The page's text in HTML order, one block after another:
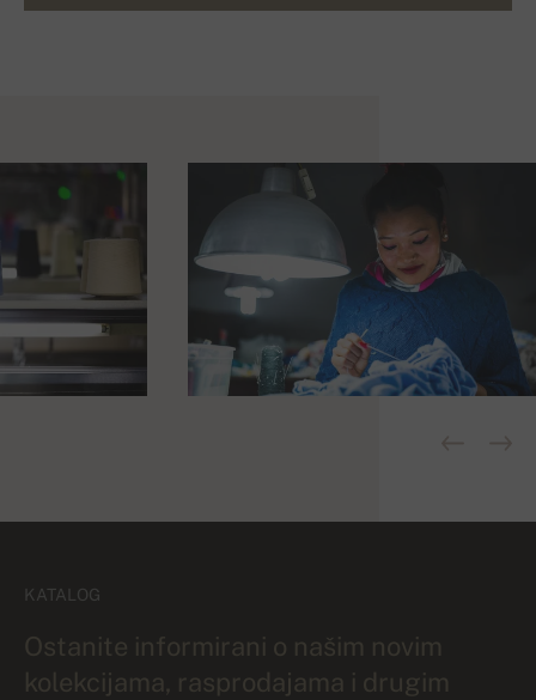
KATALOG
Ostanite informirani o našim novim
kolekcijama, rasprodajama i drugim